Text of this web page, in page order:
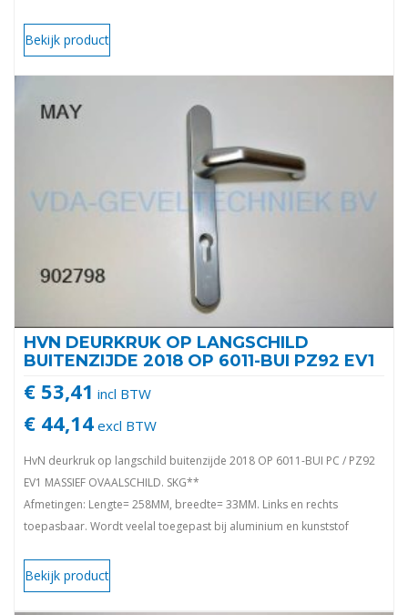
Bekijk product
HVN DEURKRUK OP LANGSCHILD
BUITENZIJDE 2018 OP 6011-BUI PZ92 EV1
€ 53,41 incl BTW
€ 44,14 excl BTW
HvN deurkruk op langschild buitenzijde 2018 OP 6011-BUI PC / PZ92
EV1 MASSIEF OVAALSCHILD. SKG**
Afmetingen: Lengte= 258MM, breedte= 33MM. Links en rechts
toepasbaar. Wordt veelal toegepast bij aluminium en kunststof
Bekijk product